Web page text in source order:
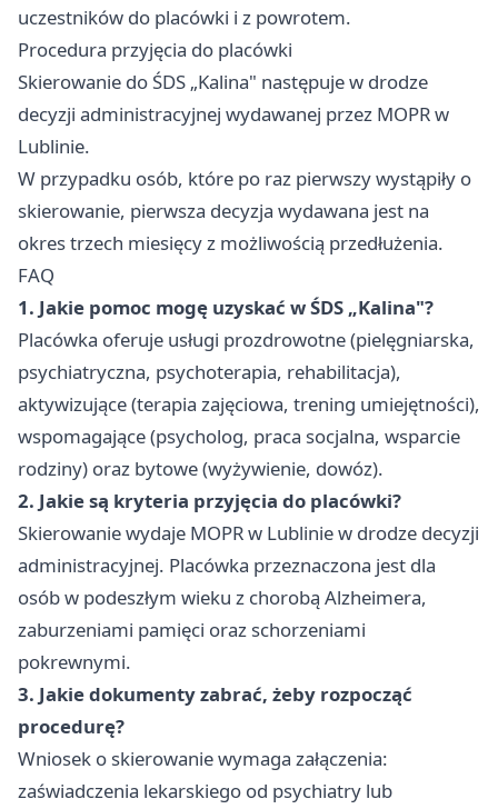
uczestników do placówki i z powrotem.
Procedura przyjęcia do placówki
Skierowanie do ŚDS „Kalina" następuje w drodze
decyzji administracyjnej wydawanej przez MOPR w
Lublinie.
W przypadku osób, które po raz pierwszy wystąpiły o
skierowanie, pierwsza decyzja wydawana jest na
okres trzech miesięcy z możliwością przedłużenia.
FAQ
1. Jakie pomoc mogę uzyskać w ŚDS „Kalina"?
Placówka oferuje usługi prozdrowotne (pielęgniarska,
psychiatryczna, psychoterapia, rehabilitacja),
aktywizujące (terapia zajęciowa, trening umiejętności),
wspomagające (psycholog, praca socjalna, wsparcie
rodziny) oraz bytowe (wyżywienie, dowóz).
2. Jakie są kryteria przyjęcia do placówki?
Skierowanie wydaje MOPR w Lublinie w drodze decyzji
administracyjnej. Placówka przeznaczona jest dla
osób w podeszłym wieku z chorobą Alzheimera,
zaburzeniami pamięci oraz schorzeniami
pokrewnymi.
3. Jakie dokumenty zabrać, żeby rozpocząć
procedurę?
Wniosek o skierowanie wymaga załączenia:
zaświadczenia lekarskiego od psychiatry lub